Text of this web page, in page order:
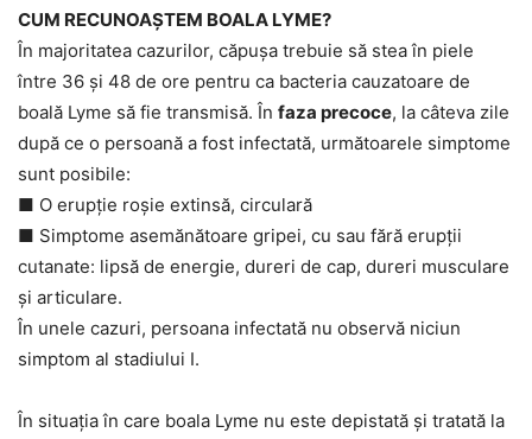
CUM RECUNOAȘTEM BOALA LYME?
În majoritatea cazurilor, căpușa trebuie să stea în piele
între 36 și 48 de ore pentru ca bacteria cauzatoare de
boală Lyme să fie transmisă. În faza precoce, la câteva zile
după ce o persoană a fost infectată, următoarele simptome
sunt posibile:
■ O erupție roșie extinsă, circulară
■ Simptome asemănătoare gripei, cu sau fără erupții
cutanate: lipsă de energie, dureri de cap, dureri musculare
și articulare.
În unele cazuri, persoana infectată nu observă niciun
simptom al stadiului I.
În situația în care boala Lyme nu este depistată și tratată la